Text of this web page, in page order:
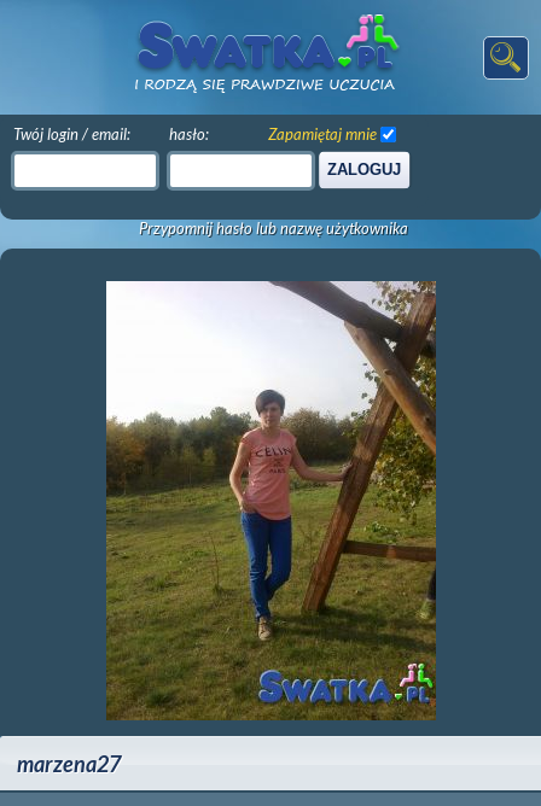
Twój login / email: hasło:
ZALOGUJ
Zapamiętaj mnie
Przypomnij hasło lub nazwę użytkownika
marzena27